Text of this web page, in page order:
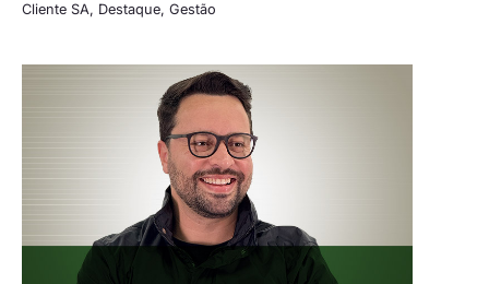
Cliente SA, Destaque, Gestão